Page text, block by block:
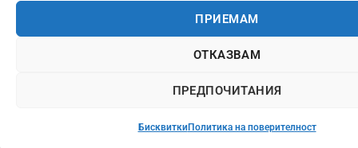
ПРИЕМАМ
ОТКАЗВАМ
ПРЕДПОЧИТАНИЯ
БисквиткиПолитика на поверителност